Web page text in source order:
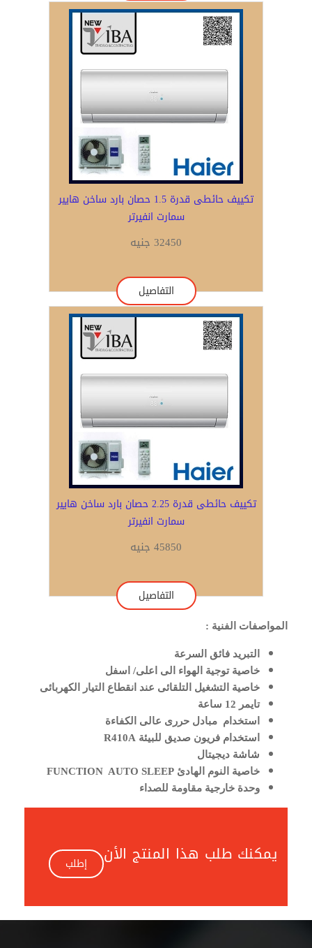
تكييف حائطى قدرة 1.5 حصان بارد ساخن هايير
سمارت انفيرتر
32450 جنيه
التفاصيل
تكييف حائطى قدرة 2.25 حصان بارد ساخن هايير
سمارت انفيرتر
45850 جنيه
التفاصيل
المواصفات الفنية :
التبريد فائق السرعة
خاصية توجية الهواء الى اعلى/ اسفل
خاصية التشغيل التلقائى عند انقطاع التيار الكهربائى
تايمر 12 ساعة
استخدام مبادل حررى عالى الكفاءة
استخدام فريون صديق للبيئة R410A
شاشة ديجيتال
خاصية النوم الهادئ FUNCTION AUTO SLEEP
وحدة خارجية مقاومة للصداء
يمكنك طلب هذا المنتج الأن إطلب